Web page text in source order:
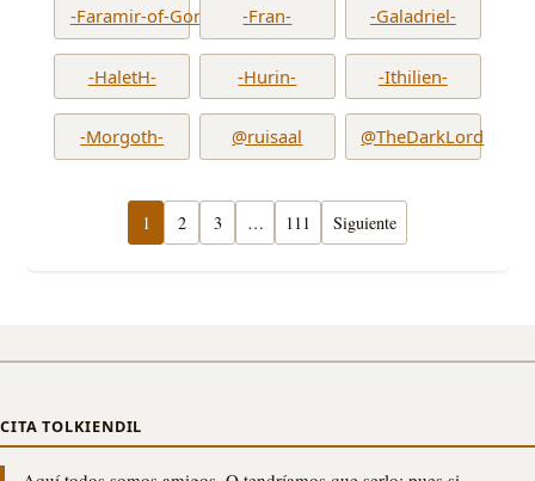
-Faramir-of-Gondor- -Fran- -Galadriel-
-HaletH- -Hurin- -Ithilien-
-Morgoth- @ruisaal @TheDarkLord
1 2 3 … 111 Siguiente
CITA TOLKIENDIL